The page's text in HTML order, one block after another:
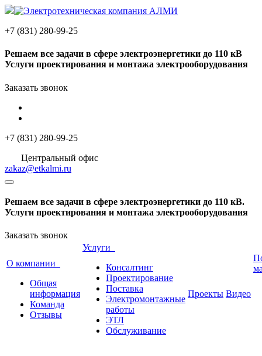
+7 (831) 280-99-25
Решаем все задачи в сфере электроэнергетики до 110 кВ
Услуги проектирования и монтажа электрооборудования
Заказать звонок
+7 (831) 280-99-25
Центральный офис
zakaz@etkalmi.ru
Решаем все задачи в сфере электроэнергетики до 110 кВ.
Услуги проектирования и монтажа электрооборудования
Заказать звонок
О компании
Общая
информация
Команда
Отзывы
Услуги
Консалтинг
Проектирование
Поставка
Электромонтажные
работы
ЭТЛ
Обслуживание
Проекты Видео